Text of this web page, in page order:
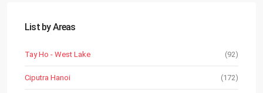
List by Areas
Tay Ho - West Lake (92)
Ciputra Hanoi (172)